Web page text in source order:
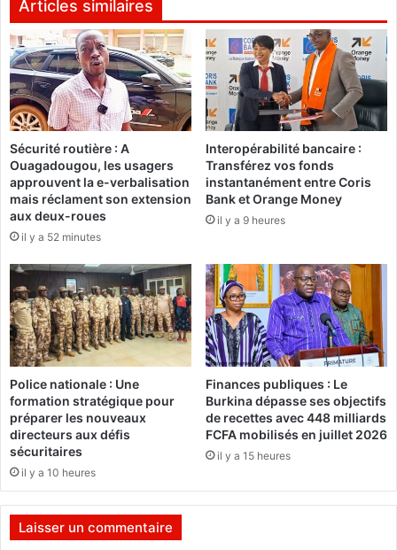
i
a
a
n
n
é
e
:
2
2
3
9
7
0
c
a
d
i
d
a
s
à
l
a
c
n
u
Articles similaires
Sécurité routière : A
Ouagadougou, les usagers
approuvent la e-verbalisation
mais réclament son extension
aux deux-roues
il y a 52 minutes
Interopérabilité bancaire :
Transférez vos fonds
instantanément entre Coris
Bank et Orange Money
il y a 9 heures
Police nationale : Une
formation stratégique pour
préparer les nouveaux
directeurs aux défis
sécuritaires
il y a 10 heures
Finances publiques : Le
Burkina dépasse ses objectifs
de recettes avec 448 milliards
FCFA mobilisés en juillet 2026
il y a 15 heures
Laisser un commentaire